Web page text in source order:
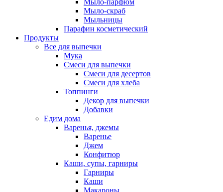
Мыло-парфюм
Мыло-скраб
Мыльницы
Парафин косметический
Продукты
Все для выпечки
Мука
Смеси для выпечки
Смеси для десертов
Смеси для хлеба
Топпинги
Декор для выпечки
Добавки
Едим дома
Варенья, джемы
Варенье
Джем
Конфитюр
Каши, супы, гарниры
Гарниры
Каши
Макароны